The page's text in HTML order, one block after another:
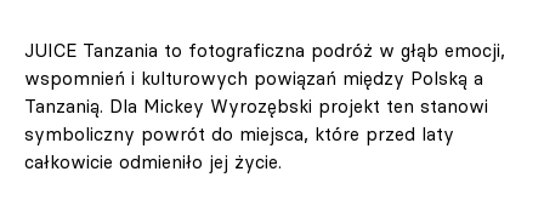
JUICE Tanzania to fotograficzna podróż w głąb emocji,
wspomnień i kulturowych powiązań między Polską a
Tanzanią. Dla Mickey Wyrozębski projekt ten stanowi
symboliczny powrót do miejsca, które przed laty
całkowicie odmieniło jej życie.